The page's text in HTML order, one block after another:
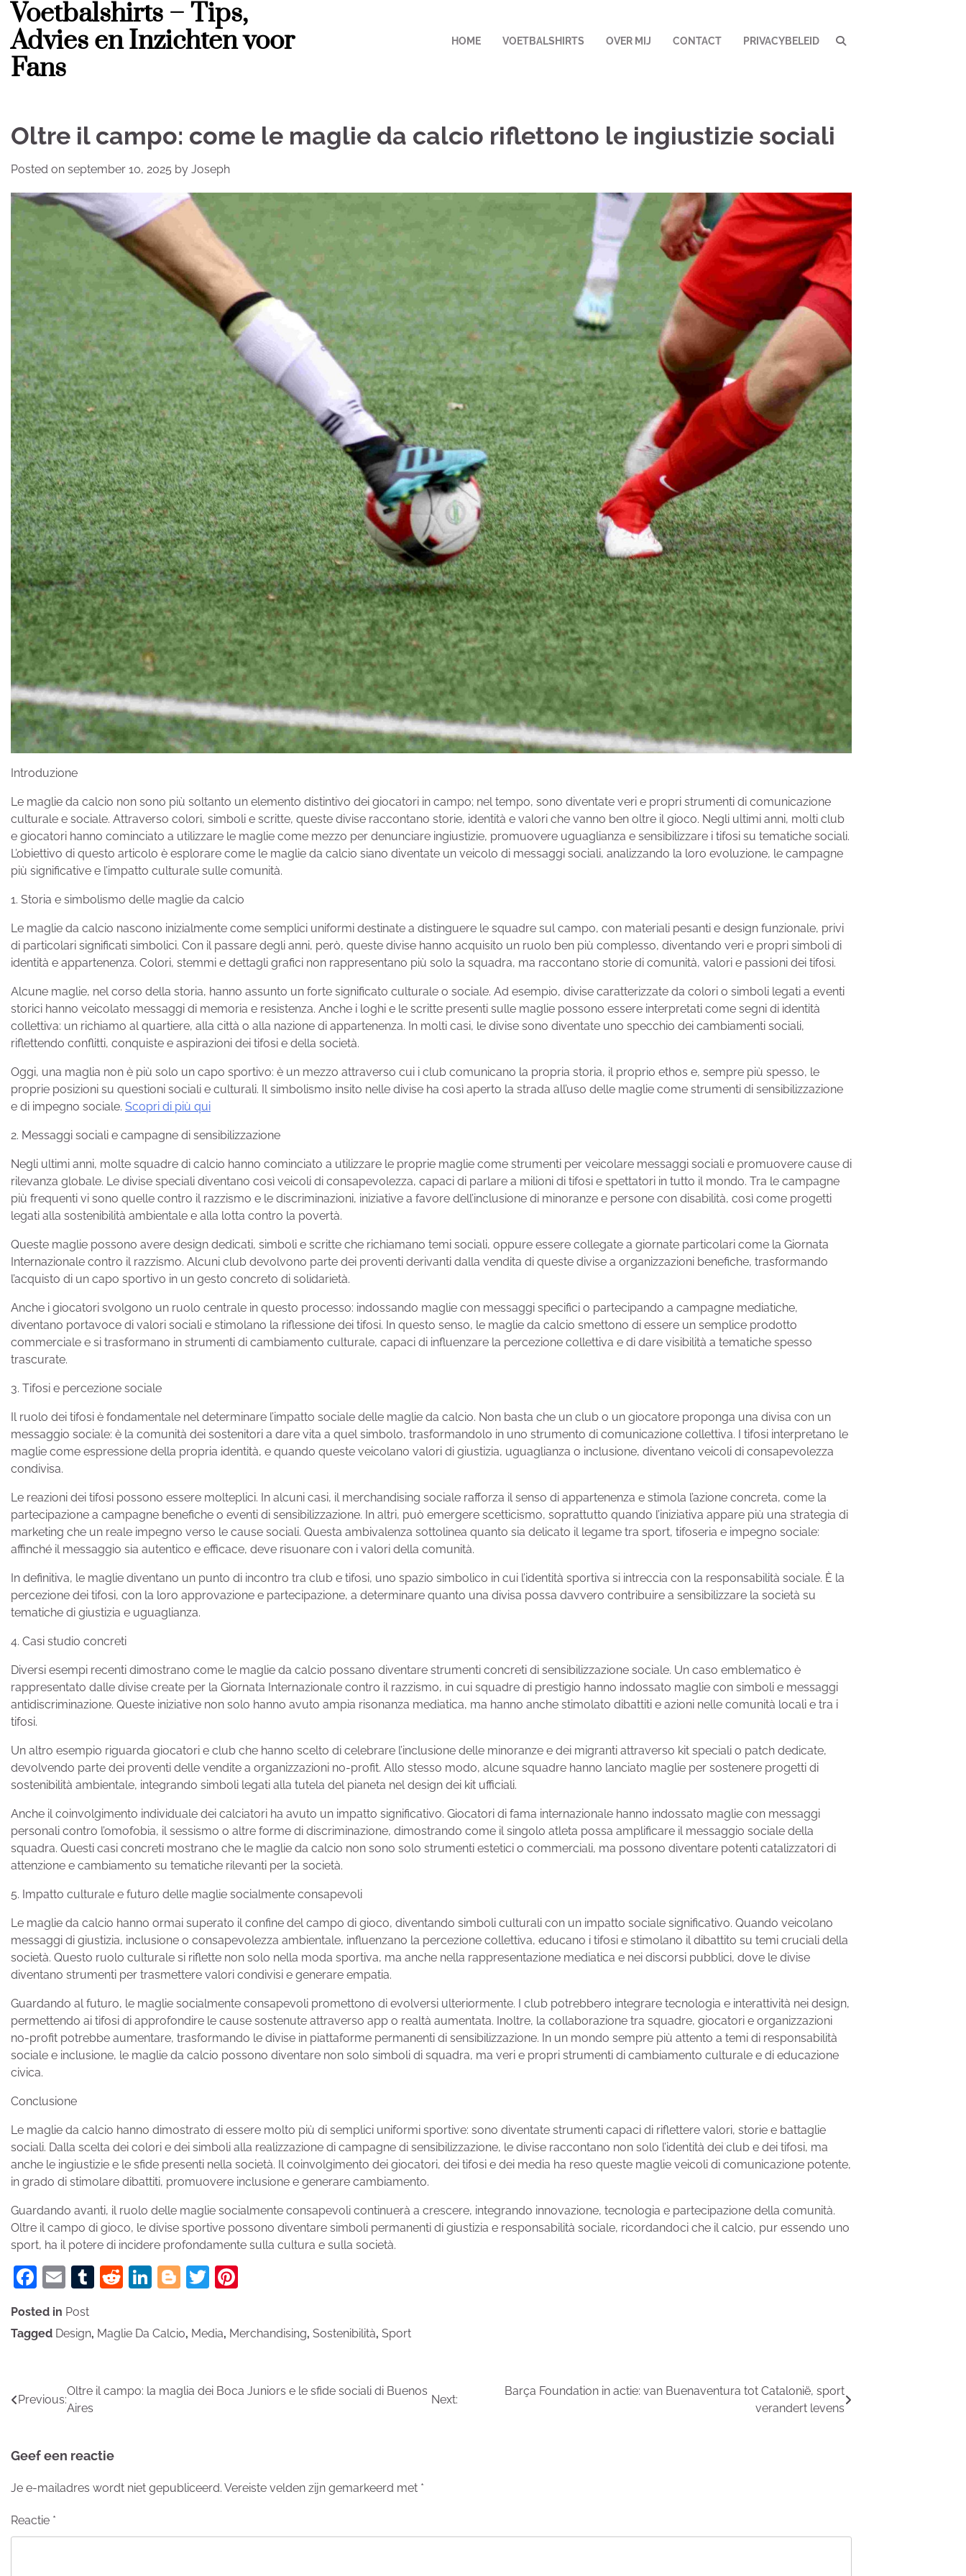
Skip
content
Voetbalshirts – Tips,
Advies en Inzichten voor
Fans
HOME VOETBALSHIRTS OVER MIJ CONTACT PRIVACYBELEID
Oltre il campo: come le maglie da calcio riflettono le ingiustizie sociali
Posted on september 10, 2025 by Joseph
Introduzione
Le maglie da calcio non sono più soltanto un elemento distintivo dei giocatori in campo; nel tempo, sono diventate veri e propri strumenti di comunicazione
culturale e sociale. Attraverso colori, simboli e scritte, queste divise raccontano storie, identità e valori che vanno ben oltre il gioco. Negli ultimi anni, molti club
e giocatori hanno cominciato a utilizzare le maglie come mezzo per denunciare ingiustizie, promuovere uguaglianza e sensibilizzare i tifosi su tematiche sociali.
L’obiettivo di questo articolo è esplorare come le maglie da calcio siano diventate un veicolo di messaggi sociali, analizzando la loro evoluzione, le campagne
più significative e l’impatto culturale sulle comunità.
1. Storia e simbolismo delle maglie da calcio
Le maglie da calcio nascono inizialmente come semplici uniformi destinate a distinguere le squadre sul campo, con materiali pesanti e design funzionale, privi
di particolari significati simbolici. Con il passare degli anni, però, queste divise hanno acquisito un ruolo ben più complesso, diventando veri e propri simboli di
identità e appartenenza. Colori, stemmi e dettagli grafici non rappresentano più solo la squadra, ma raccontano storie di comunità, valori e passioni dei tifosi.
Alcune maglie, nel corso della storia, hanno assunto un forte significato culturale o sociale. Ad esempio, divise caratterizzate da colori o simboli legati a eventi
storici hanno veicolato messaggi di memoria e resistenza. Anche i loghi e le scritte presenti sulle maglie possono essere interpretati come segni di identità
collettiva: un richiamo al quartiere, alla città o alla nazione di appartenenza. In molti casi, le divise sono diventate uno specchio dei cambiamenti sociali,
riflettendo conflitti, conquiste e aspirazioni dei tifosi e della società.
Oggi, una maglia non è più solo un capo sportivo: è un mezzo attraverso cui i club comunicano la propria storia, il proprio ethos e, sempre più spesso, le
proprie posizioni su questioni sociali e culturali. Il simbolismo insito nelle divise ha così aperto la strada all’uso delle maglie come strumenti di sensibilizzazione
e di impegno sociale. Scopri di più qui
2. Messaggi sociali e campagne di sensibilizzazione
Negli ultimi anni, molte squadre di calcio hanno cominciato a utilizzare le proprie maglie come strumenti per veicolare messaggi sociali e promuovere cause di
rilevanza globale. Le divise speciali diventano così veicoli di consapevolezza, capaci di parlare a milioni di tifosi e spettatori in tutto il mondo. Tra le campagne
più frequenti vi sono quelle contro il razzismo e le discriminazioni, iniziative a favore dell’inclusione di minoranze e persone con disabilità, così come progetti
legati alla sostenibilità ambientale e alla lotta contro la povertà.
Queste maglie possono avere design dedicati, simboli e scritte che richiamano temi sociali, oppure essere collegate a giornate particolari come la Giornata
Internazionale contro il razzismo. Alcuni club devolvono parte dei proventi derivanti dalla vendita di queste divise a organizzazioni benefiche, trasformando
l’acquisto di un capo sportivo in un gesto concreto di solidarietà.
Anche i giocatori svolgono un ruolo centrale in questo processo: indossando maglie con messaggi specifici o partecipando a campagne mediatiche,
diventano portavoce di valori sociali e stimolano la riflessione dei tifosi. In questo senso, le maglie da calcio smettono di essere un semplice prodotto
commerciale e si trasformano in strumenti di cambiamento culturale, capaci di influenzare la percezione collettiva e di dare visibilità a tematiche spesso
trascurate.
3. Tifosi e percezione sociale
Il ruolo dei tifosi è fondamentale nel determinare l’impatto sociale delle maglie da calcio. Non basta che un club o un giocatore proponga una divisa con un
messaggio sociale: è la comunità dei sostenitori a dare vita a quel simbolo, trasformandolo in uno strumento di comunicazione collettiva. I tifosi interpretano le
maglie come espressione della propria identità, e quando queste veicolano valori di giustizia, uguaglianza o inclusione, diventano veicoli di consapevolezza
condivisa.
Le reazioni dei tifosi possono essere molteplici. In alcuni casi, il merchandising sociale rafforza il senso di appartenenza e stimola l’azione concreta, come la
partecipazione a campagne benefiche o eventi di sensibilizzazione. In altri, può emergere scetticismo, soprattutto quando l’iniziativa appare più una strategia di
marketing che un reale impegno verso le cause sociali. Questa ambivalenza sottolinea quanto sia delicato il legame tra sport, tifoseria e impegno sociale:
affinché il messaggio sia autentico e efficace, deve risuonare con i valori della comunità.
In definitiva, le maglie diventano un punto di incontro tra club e tifosi, uno spazio simbolico in cui l’identità sportiva si intreccia con la responsabilità sociale. È la
percezione dei tifosi, con la loro approvazione e partecipazione, a determinare quanto una divisa possa davvero contribuire a sensibilizzare la società su
tematiche di giustizia e uguaglianza.
4. Casi studio concreti
Diversi esempi recenti dimostrano come le maglie da calcio possano diventare strumenti concreti di sensibilizzazione sociale. Un caso emblematico è
rappresentato dalle divise create per la Giornata Internazionale contro il razzismo, in cui squadre di prestigio hanno indossato maglie con simboli e messaggi
antidiscriminazione. Queste iniziative non solo hanno avuto ampia risonanza mediatica, ma hanno anche stimolato dibattiti e azioni nelle comunità locali e tra i
tifosi.
Un altro esempio riguarda giocatori e club che hanno scelto di celebrare l’inclusione delle minoranze e dei migranti attraverso kit speciali o patch dedicate,
devolvendo parte dei proventi delle vendite a organizzazioni no-profit. Allo stesso modo, alcune squadre hanno lanciato maglie per sostenere progetti di
sostenibilità ambientale, integrando simboli legati alla tutela del pianeta nel design dei kit ufficiali.
Anche il coinvolgimento individuale dei calciatori ha avuto un impatto significativo. Giocatori di fama internazionale hanno indossato maglie con messaggi
personali contro l’omofobia, il sessismo o altre forme di discriminazione, dimostrando come il singolo atleta possa amplificare il messaggio sociale della
squadra. Questi casi concreti mostrano che le maglie da calcio non sono solo strumenti estetici o commerciali, ma possono diventare potenti catalizzatori di
attenzione e cambiamento su tematiche rilevanti per la società.
5. Impatto culturale e futuro delle maglie socialmente consapevoli
Le maglie da calcio hanno ormai superato il confine del campo di gioco, diventando simboli culturali con un impatto sociale significativo. Quando veicolano
messaggi di giustizia, inclusione o consapevolezza ambientale, influenzano la percezione collettiva, educano i tifosi e stimolano il dibattito su temi cruciali della
società. Questo ruolo culturale si riflette non solo nella moda sportiva, ma anche nella rappresentazione mediatica e nei discorsi pubblici, dove le divise
diventano strumenti per trasmettere valori condivisi e generare empatia.
Guardando al futuro, le maglie socialmente consapevoli promettono di evolversi ulteriormente. I club potrebbero integrare tecnologia e interattività nei design,
permettendo ai tifosi di approfondire le cause sostenute attraverso app o realtà aumentata. Inoltre, la collaborazione tra squadre, giocatori e organizzazioni
no-profit potrebbe aumentare, trasformando le divise in piattaforme permanenti di sensibilizzazione. In un mondo sempre più attento a temi di responsabilità
sociale e inclusione, le maglie da calcio possono diventare non solo simboli di squadra, ma veri e propri strumenti di cambiamento culturale e di educazione
civica.
Conclusione
Le maglie da calcio hanno dimostrato di essere molto più di semplici uniformi sportive: sono diventate strumenti capaci di riflettere valori, storie e battaglie
sociali. Dalla scelta dei colori e dei simboli alla realizzazione di campagne di sensibilizzazione, le divise raccontano non solo l’identità dei club e dei tifosi, ma
anche le ingiustizie e le sfide presenti nella società. Il coinvolgimento dei giocatori, dei tifosi e dei media ha reso queste maglie veicoli di comunicazione potente,
in grado di stimolare dibattiti, promuovere inclusione e generare cambiamento.
Guardando avanti, il ruolo delle maglie socialmente consapevoli continuerà a crescere, integrando innovazione, tecnologia e partecipazione della comunità.
Oltre il campo di gioco, le divise sportive possono diventare simboli permanenti di giustizia e responsabilità sociale, ricordandoci che il calcio, pur essendo uno
sport, ha il potere di incidere profondamente sulla cultura e sulla società.
Facebook
EmailTumblr
Reddit
LinkedIn
Blogger
Twitter
Posted in Post
Tagged Design, Maglie Da Calcio, Media, Merchandising, Sostenibilità, Sport
Bericht
Previous:
Oltre il campo: la maglia dei Boca Juniors e le sfide sociali di Buenos
Aires
Next:
Barça Foundation in actie: van Buenaventura tot Catalonië, sport
verandert levens
Geef een reactie
Je e-mailadres wordt niet gepubliceerd. Vereiste velden zijn gemarkeerd met *
Reactie *